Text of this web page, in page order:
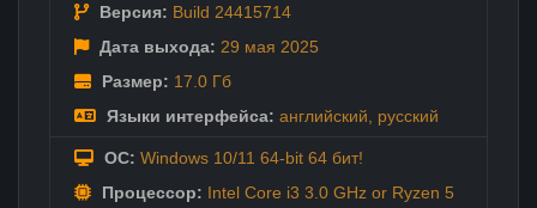
Версия: Build 24415714
Дата выхода: 29 мая 2025
Размер: 17.0 Гб
Языки интерфейса: английский русский
ОС: Windows 10/11 64-bit 64 бит!
Процессор: Intel Core i3 3.0 GHz or Ryzen 5